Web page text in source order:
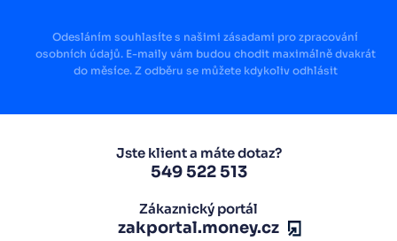
Odesláním souhlasíte s našimi zásadami pro zpracování
osobních údajů. E-maily vám budou chodit maximálně dvakrát
do měsíce. Z odběru se můžete kdykoliv odhlásit
Jste klient a máte dotaz?
549 522 513
Zákaznický portál
zakportal.money.cz